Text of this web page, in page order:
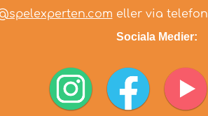
eller via telefon
Sociala Medier: